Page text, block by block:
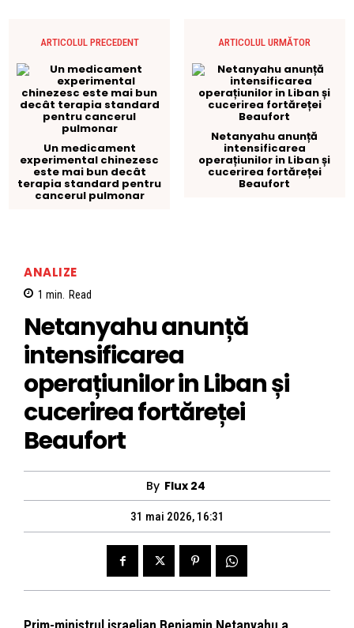
ARTICOLUL PRECEDENT
Un medicament
experimental chinezesc
este mai bun decât
terapia standard pentru
cancerul pulmonar
ARTICOLUL URMĂTOR
Netanyahu anunță
intensificarea
operațiunilor in Liban și
cucerirea fortăreței
Beaufort